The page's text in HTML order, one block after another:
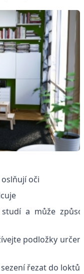
oči
a může
podložky
řezat do loktů